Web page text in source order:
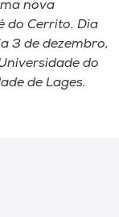
nova
do Cerrito. Dia
3 de dezembro,
do
de Lages.